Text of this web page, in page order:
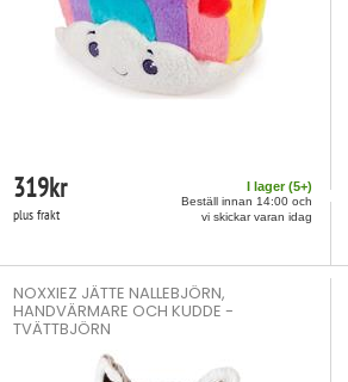
319kr
plus frakt
I lager (5+)
Beställ innan 14:00 och
vi skickar varan idag
NOXXIEZ JÄTTE NALLEBJÖRN,
HANDVÄRMARE OCH KUDDE -
TVÄTTBJÖRN